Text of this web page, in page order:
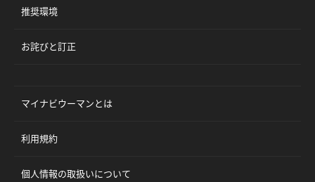
推奨環境
お詫びと訂正
マイナビウーマンとは
利用規約
個人情報の取扱いについて